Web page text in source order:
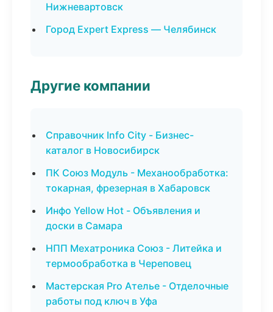
Нижневартовск
Город Expert Express — Челябинск
Другие компании
Справочник Info City - Бизнес-
каталог в Новосибирск
ПК Союз Модуль - Механообработка:
токарная, фрезерная в Хабаровск
Инфо Yellow Hot - Объявления и
доски в Самара
НПП Мехатроника Союз - Литейка и
термообработка в Череповец
Мастерская Pro Ателье - Отделочные
работы под ключ в Уфа